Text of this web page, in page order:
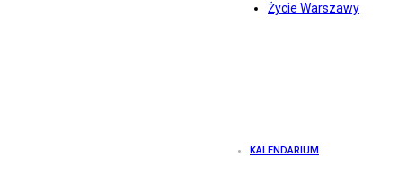
Życie Warszawy
KALENDARIUM